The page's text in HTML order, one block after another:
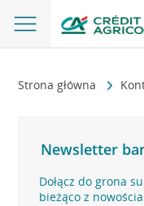
Strona główna
Newsletter
Dołącz do grona
bieżąco z